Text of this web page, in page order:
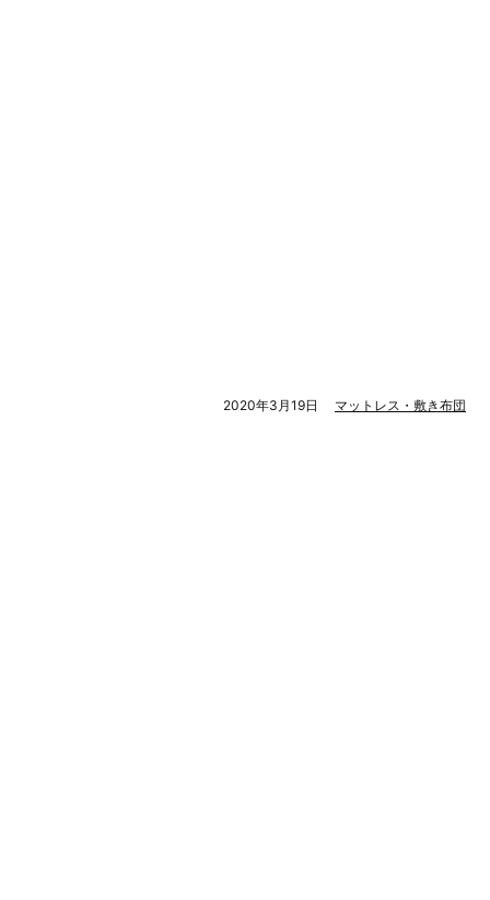
2020年3月19日 マットレス・敷き布団